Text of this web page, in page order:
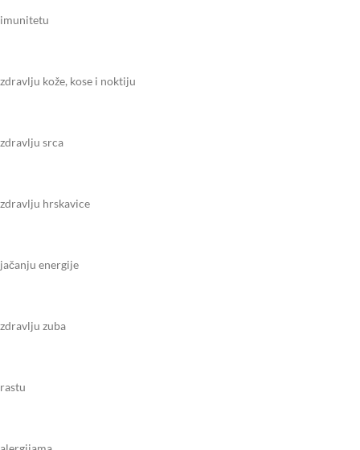
imunitetu
zdravlju kože, kose i noktiju
zdravlju srca
zdravlju hrskavice
jačanju energije
zdravlju zuba
rastu